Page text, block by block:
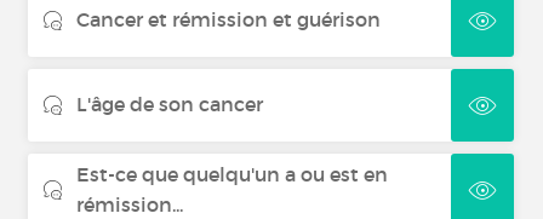
Tumeur neuroendocrine
Cancer de la peau
Lymphome non hodgkinien
Cancer et rémission et guérison
L'âge de son cancer
Est-ce que quelqu'un a ou est en
rémission...